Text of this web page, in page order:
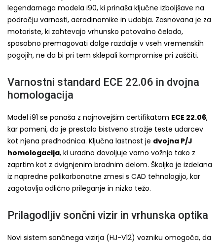
legendarnega modela i90, ki prinaša ključne izboljšave na
področju varnosti, aerodinamike in udobja. Zasnovana je za
motoriste, ki zahtevajo vrhunsko potovalno čelado,
sposobno premagovati dolge razdalje v vseh vremenskih
pogojih, ne da bi pri tem sklepali kompromise pri zaščiti.
Varnostni standard ECE 22.06 in dvojna
homologacija
Model i91 se ponaša z najnovejšim certifikatom ECE 22.06,
kar pomeni, da je prestala bistveno strožje teste udarcev
kot njena predhodnica. Ključna lastnost je dvojna P/J
homologacija, ki uradno dovoljuje varno vožnjo tako z
zaprtim kot z dvignjenim bradnim delom. Školjka je izdelana
iz napredne polikarbonatne zmesi s CAD tehnologijo, kar
zagotavlja odlično prileganje in nizko težo.
Prilagodljiv sončni vizir in vrhunska optika
Novi sistem sončnega vizirja (HJ-V12) vozniku omogoča, da